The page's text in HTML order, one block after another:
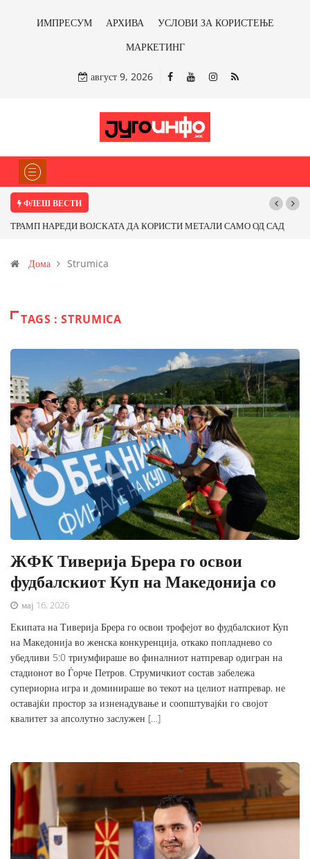
ИМПРЕСУМ АРХИВА
УСЛОВИ ЗА КОРИСТЕЊЕ
МАРКЕТИНГ
август 9, 2026
ФЛЕШ ВЕСТИ
Почнува реконструкцијата на улицата „5-ти Ноември“ во Струмица
Дома Strumica
TAGS : STRUMICA
ЖФК Тиверија Брера го освои
фудбалскиот Куп на Македонија со
мај 16, 2026
Екипата на Тиверија Брера го освои трофејот во фудбалскиот Куп
на Македонија во женска конкуренција, откако попладнево со
убедливи 5:0 триумфираше во финалниот натпревар одигран на
стадионот во Ѓорче Петров. Струмичкиот состав забележа
супериорна игра и доминираше во текот на целиот натпревар, не
оставајќи простор за изненадување и соопштувајќи го својот
квалитет за апсолутно заслужен […]